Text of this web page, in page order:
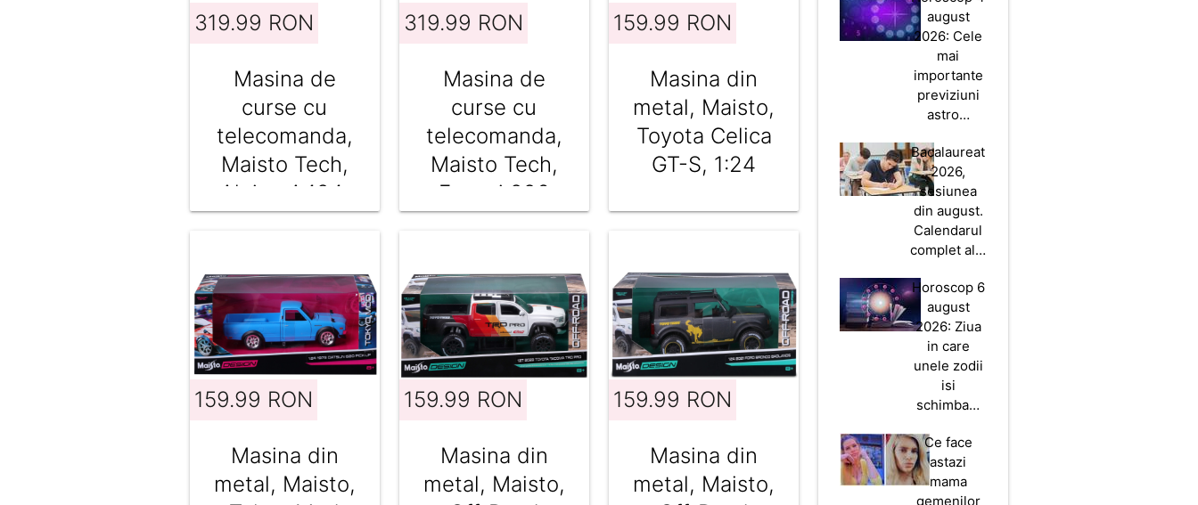
319.99 RON
Masina de
curse cu
telecomanda,
Maisto Tech,
Alpine A424,
1:16
319.99 RON
Masina de
curse cu
telecomanda,
Maisto Tech,
Ferrari 296
GT3, 1:16
159.99 RON
Masina din
metal, Maisto,
Toyota Celica
GT-S, 1:24
159.99 RON
Masina din
metal, Maisto,
159.99 RON
Masina din
metal, Maisto,
159.99 RON
Masina din
metal, Maisto,
august
2026: Cele
mai
importante
previziuni
astro…
Bacalaureat
2026,
sesiunea
din august.
Calendarul
complet al…
Horoscop 6
august
2026: Ziua
in care
unele zodii
isi
schimba…
Ce face
astazi
mama
gemenilor